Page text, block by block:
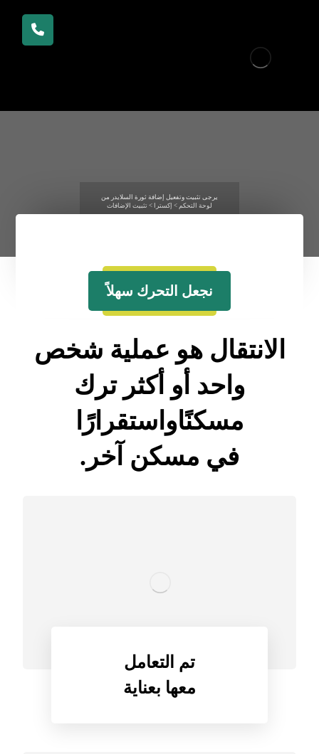
يرجى تثبيت وتفعيل إضافة ثورة السلايدر من
لوحة التحكم > إكسترا > تثبيت الإضافات
نجعل التحرك سهلاً
الانتقال هو عملية شخص
واحد أو أكثر ترك
مسكنًاواستقرارًا
في مسكن آخر.
تم التعامل
معها بعناية